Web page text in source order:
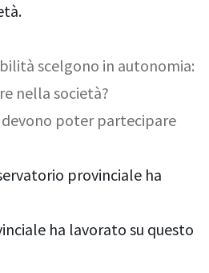
scelgono in autonomia:
nella società?
poter partecipare
provinciale ha
ha lavorato su questo